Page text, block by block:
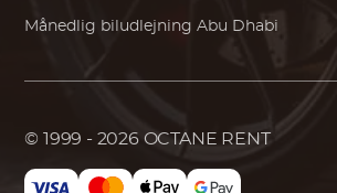
Månedlig biludlejning Abu Dhabi
© 1999 - 2026 OCTANE RENT